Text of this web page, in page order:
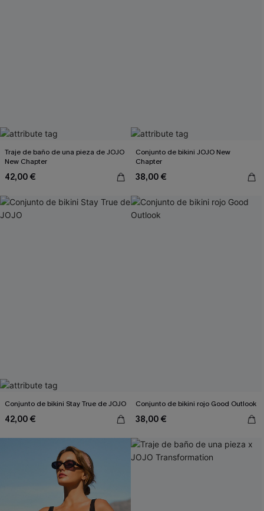
Traje de baño de una pieza de JOJO
New Chapter
42,00 €
Conjunto de bikini JOJO New
Chapter
38,00 €
Conjunto de bikini Stay True de JOJO
42,00 €
Conjunto de bikini rojo Good Outlook
38,00 €